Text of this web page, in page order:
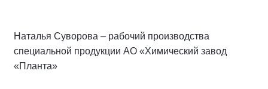
Наталья Суворова – рабочий производства
специальной продукции АО «Химический завод
«Планта»